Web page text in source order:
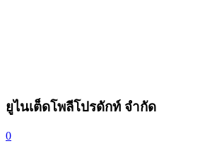
ยูไนเต็ดโพลีโปรดักท์ จำกัด
0